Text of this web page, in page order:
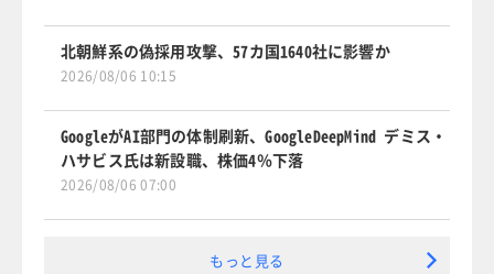
北朝鮮系の偽採用攻撃、57カ国1640社に影響か
2026/08/06 10:15
GoogleがAI部門の体制刷新、GoogleDeepMind デミス・
ハサビス氏は新設職、株価4％下落
2026/08/06 07:00
もっと見る